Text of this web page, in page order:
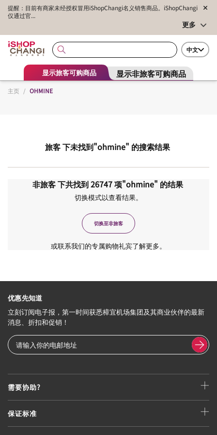
提醒：目前有商家未经授权冒用iShopChangi名义销售商品。iShopChangi
仅通过官...
更多
中文
显示旅客可购商品 显示非旅客可购商品
主页 / OHMINE
旅客下未找到"ohmine" 的搜索结果
非旅客下共找到26747项"ohmine" 的结果
切换模式以查看结果。
切换至非旅客
或联系我们的专属购物礼宾了解更多。
需要协助?
保证标准
优惠先知道
立刻订阅电子报，第一时间获悉樟宜机场集团及其商业伙伴的最新
消息、折扣和促销！